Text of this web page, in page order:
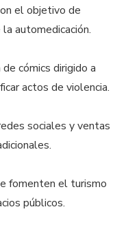
el objetivo de
automedicación.
cómics dirigido a
actos de violencia.
sociales y ventas
fomenten el turismo
públicos.